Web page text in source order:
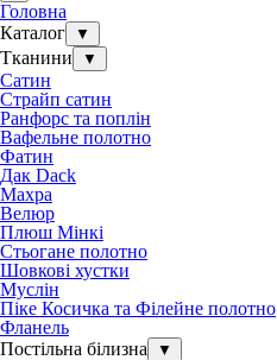
Головна
Каталог
▼
Тканини ▼
Сатин
Страйп сатин
Ранфорс та поплін
Вафельне полотно
Фатин
Дак Dack
Махра
Велюр
Плюш Мінкі
Стьогане полотно
Шовкові хустки
Муслін
Піке Косичка та Філейне полотно
Фланель
Постільна білизна
▼